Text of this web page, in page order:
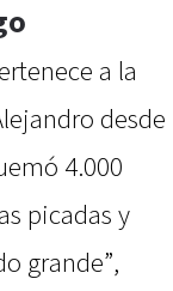
a la
desde
4.000
picadas y
grande”,